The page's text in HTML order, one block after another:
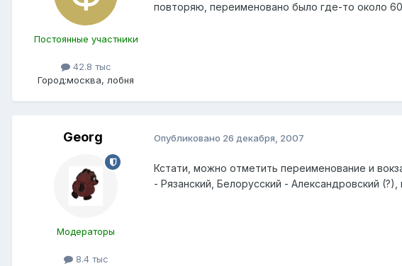
Постоянные участники
42.8 тыс
Город:москва, лобня
повторяю, переименовано было где-то около
Georg
Модераторы
8.4 тыс
Опубликовано 26 декабря, 2007
Кстати, можно отметить переименование и
- Рязанский, Белорусский - Александровский